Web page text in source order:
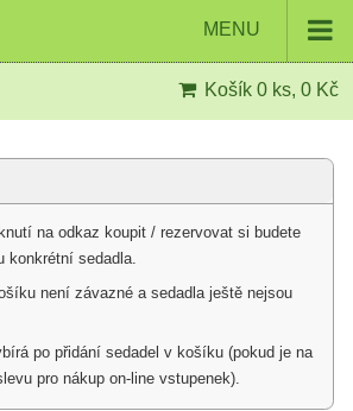
MENU
Košík 0 ks, 0 Kč
na odkaz koupit / rezervovat si budete
konkrétní sedadla.
není závazné a sedadla ještě nejsou
po přidání sedadel v košíku (pokud je na
pro nákup on-line vstupenek).